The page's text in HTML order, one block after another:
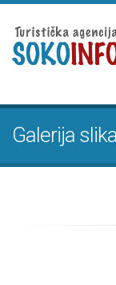
Galerija slika